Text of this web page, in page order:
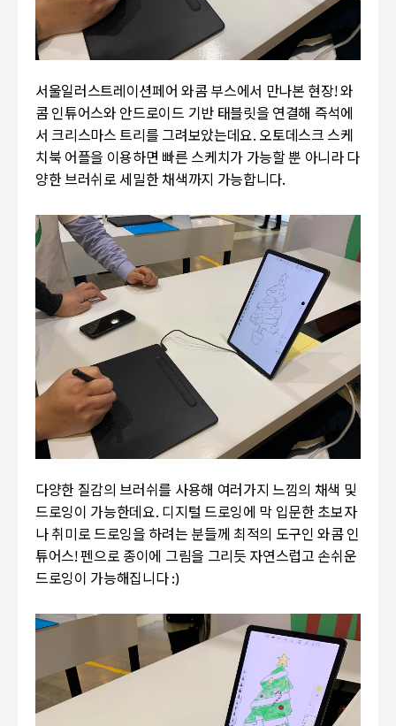
서울일러스트레이션페어 와콤 부스에서 만나본 현장! 와
콤 인튜어스와 안드로이드 기반 태블릿을 연결해 즉석에
서 크리스마스 트리를 그려보았는데요. 오토데스크 스케
치북 어플을 이용하면 빠른 스케치가 가능할 뿐 아니라 다
양한 브러쉬로 세밀한 채색까지 가능합니다.
다양한 질감의 브러쉬를 사용해 여러가지 느낌의 채색 및
드로잉이 가능한데요. 디지털 드로잉에 막 입문한 초보자
나 취미로 드로잉을 하려는 분들께 최적의 도구인 와콤 인
튜어스! 펜으로 종이에 그림을 그리듯 자연스럽고 손쉬운
드로잉이 가능해집니다 :)